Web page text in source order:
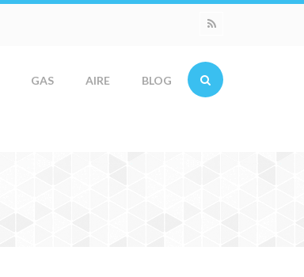
GAS AIRE BLOG